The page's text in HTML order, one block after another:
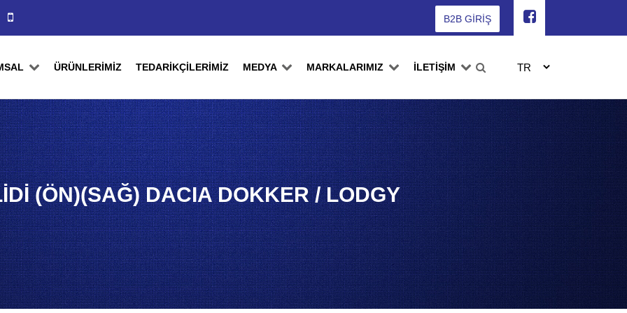
B2B GİRİŞ
ÜRÜNLERİMİZ TEDARİKÇİLERİMİZ MEDYA MARKALARIMIZ İLETİŞİM
(ÖN)(SAĞ) DACIA DOKKER / LODGY